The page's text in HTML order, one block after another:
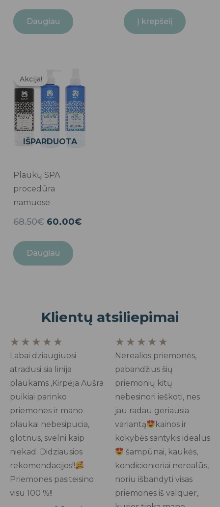
Daugiau Į krepšelį
Akcija!
IŠPARDUOTA
Akcija!
Plaukų SPA
procedūra
namuose
68.50€
was:
68.50€.
60.00€
is:
60.00€.
Daugiau
Klientų atsiliepimai
★ ★ ★ ★ ★
5
out
of
5
Labai dziaugiuosi
atradusi sia linija
plaukams ,Kirpėja Aušra
puikiai parinko
priemones ir mano
plaukai nebesipucia,
glotnus, svelni kaip
niekad. Didziausios
rekomendacijos!!
Priemones pasiteisino
visu 100 %!!
★ ★ ★ ★ ★
5
out
of
5
Nerealios priemonės,
pabandžius šių
priemonių kitų
nebesinori ieškoti, nes
jau radau geriausia
variantą
kainos ir
kokybės santykis idealus
šampūnai, kaukės,
kondicionieriai nerealūs,
noriu išbandyti visas
priemones iš valquer,